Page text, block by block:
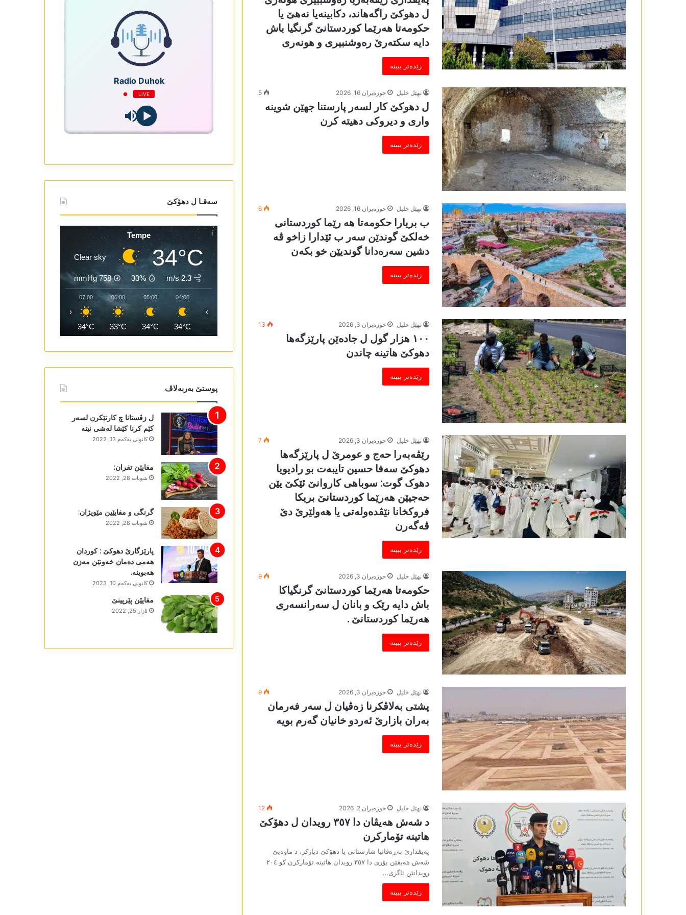
ل دھوکێ راگەھاند، دکابینەیا نەھێ یا
حکومەتا ھەرێما کوردستانێ گرنگیا باش
دایە سکتەرێ رەوشنبیری و ھونەری
زێدەتر ببینە
نھێل خلیل حوزه‌یران 16, 2026 5
ل دھوکێ کار لسەر پارستنا جھێن شوینە
واری و دیروکی دھیتە کرن
زێدەتر ببینە
نھێل خلیل حوزه‌یران 16, 2026 6
ب بریارا حکومەتا ھە رێما کوردستانی
خەلکێ گوندێن سەر ب ئێدارا زاخو ڤە
دشین سەرەدانا گوندیێن خو بکەن
زێدەتر ببینە
نھێل خلیل حوزه‌یران 3, 2026 13
١٠٠ ھزار گول ل جادەێن پارێزگەھا
دھوکێ ھاتینە چاندن
زێدەتر ببینە
نھێل خلیل حوزه‌یران 3, 2026 7
رێڤەبەرا حەج و عومرێ ل پارێزگەھا
دھوکێ سەفا حسین تایبەت بو رادیویا
دھوک گوت: سوباھی کاروانێ ئێکێ یێن
حەجیێن ھەرێما کوردستانێ بریکا
فروکخانا نێڤدەولەتی یا ھەولێرێ دێ
ڤەگەرن
زێدەتر ببینە
نھێل خلیل حوزه‌یران 3, 2026 9
حکومەتا ھەرێما کوردستانێ گرنگیاکا
باش دایە رێک و بانان ل سەرانسەری
ھەرێما کوردستانێ .
زێدەتر ببینە
نھێل خلیل حوزه‌یران 3, 2026 9
پشتی بەلاڤکرنا زەڤیان ل سەر فەرمان
بەران بازارێ ئەردو خانیان گەرم بویە
زێدەتر ببینە
نھێل خلیل حوزه‌یران 2, 2026 12
د شەش ھەیڤان دا ۳٥۷ رویدان ل دھۆکێ
ھاتینە تۆمارکرن
پەیڤدارێ بەڕەڤانیا شارستانی یا دھۆکێ دیارکر، د ماوەیێ
شەش ھەیڤێن بۆری دا ٣٥٧ رویدان ھاتینە تۆمارکرن کو ٢٠٤
رویدانێن ئاگری…
زێدەتر ببینە
Radio Duhok
LIVE
سەقـا ل دھۆکێ
Tempe
34°C
Clear sky
2.3 m/s
33%
758
mmHg
04:00
34°C
05:00
34°C
06:00
33°C
07:00
34°C
‹ ›
پوستێ بەربەلاڤ
ل زڤستانا چ کارتێکرن لسەر
کێم کرنا کێشا لەشی نینە
كانونی یه‌كه‌م 13, 2022
مفایێن تفران:
شوبات 28, 2022
گرنگی و مفایێین مێویژان:
شوبات 28, 2022
پارێزگارێ دھوکێ : کوردان
ھەمی دەمان خەونێن مەزن
ھەبوینە.
كانونی یه‌كه‌م 10, 2023
مفایێن پێرپینێ
ئازار 25, 2022